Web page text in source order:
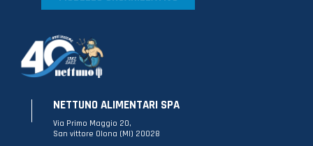
NETTUNO ALIMENTARI SPA
Via Primo Maggio 20,
San vittore Olona (MI) 20028